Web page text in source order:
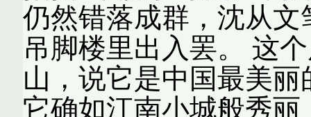
仍然错落成群，沈从
吊脚楼里出入罢。 这
山，说它是中国最美
它确如江南小城般秀